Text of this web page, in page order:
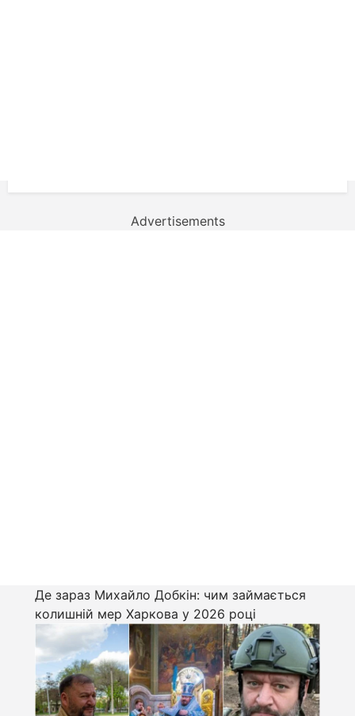
Advertisements
Де зараз Михайло Добкін: чим займається
колишній мер Харкова у 2026 році